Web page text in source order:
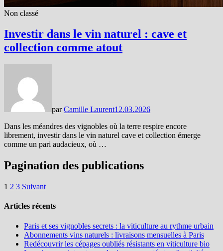
Non classé
Investir dans le vin naturel : cave et
collection comme atout
parCamille Laurent12.03.2026
Dans les méandres des vignobles où la terre respire encore
librement, investir dans le vin naturel cave et collection émerge
comme un pari audacieux, où …
Pagination des publications
1 2 3 Suivant
Articles récents
Paris et ses vignobles secrets : la viticulture au rythme urbain
Abonnements vins naturels : livraisons mensuelles à Paris
Redécouvrir les cépages oubliés résistants en viticulture bio